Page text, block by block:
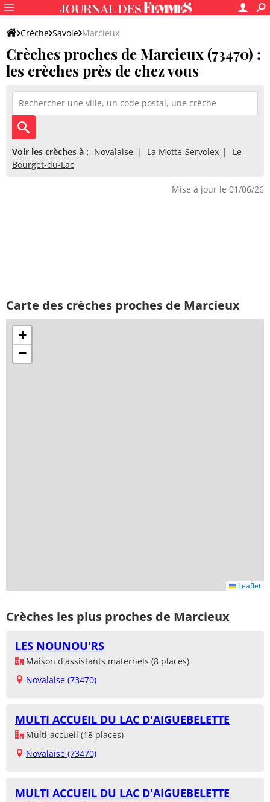
Crèche Savoie Marcieux
Crèches proches de Marcieux (73470) :
les crèches près de chez vous
Voir les crèches à : Novalaise La Motte-Servolex
Le
Bourget-du-Lac
Mise à jour le 01/06/26
Carte des crèches proches de Marcieux
+
−
Leaflet
Crèches les plus proches de Marcieux
LES NOUNOU'RS
Maison d'assistants maternels (8 places)
Novalaise (73470)
MULTI ACCUEIL DU LAC D'AIGUEBELETTE
Multi-accueil (18 places)
Novalaise (73470)
MULTI ACCUEIL DU LAC D'AIGUEBELETTE